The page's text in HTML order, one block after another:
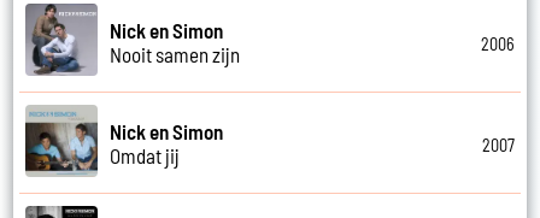
Nick en Simon
Nooit samen zijn
2006
Nick en Simon
Omdat jij
2007